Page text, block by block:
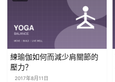
練瑜伽如何而減少肩關節的
壓力？
2017年8月11日